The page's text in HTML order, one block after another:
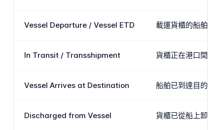
Vessel Departure / Vessel ETD 載運貨櫃的船舶已
In Transit / Transshipment 貨櫃正在港口間運
Vessel Arrives at Destination 船舶已到達目的港
Discharged from Vessel 貨櫃已從船上卸下